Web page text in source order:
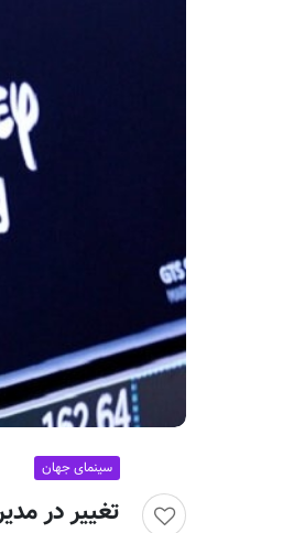
سینمای جهان
تغییر در